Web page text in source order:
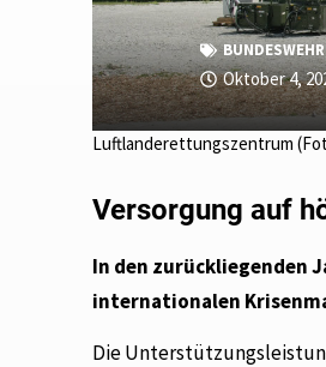
BUNDESWEHR
Oktober 4,
Luftlanderettungszentrum
Versorgung auf
In den zurückliegenden
internationalen
Die